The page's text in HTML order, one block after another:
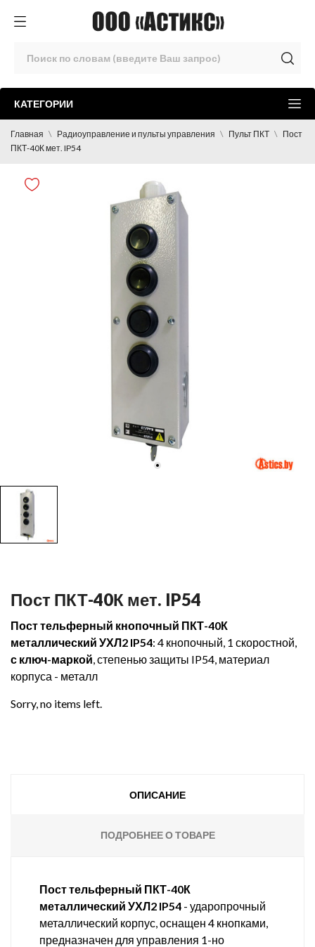
КАТЕГОРИИ
Главная Радиоуправление и пульты управления Пульт ПКТ
Пост
ПКТ-40К мет. IP54
Пост ПКТ-40К мет. IP54
Пост тельферный кнопочный ПКТ-40К
металлический УХЛ2 IP54: 4 кнопочный, 1 скоростной,
с ключ-маркой , степенью защиты IP54, материал
корпуса - металл
Sorry, no items left.
ОПИСАНИЕ
ПОДРОБНЕЕ О ТОВАРЕ
Пост тельферный ПКТ-40К
металлический УХЛ2 IP54 - ударопрочный
металлический корпус, оснащен 4 кнопками,
предназначен для управления 1-но